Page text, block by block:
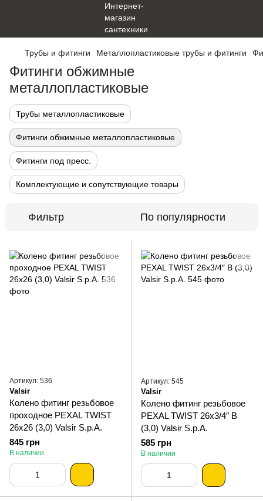
Трубы и фитинги Металлопластиковые трубы и фитинги
Фитинги обжимные
металлопластиковые
Трубы металлопластиковые
Фитинги обжимные металлопластиковые
Фитинги под пресс.
Комплектующие и сопутствующие товары
Фильтр По популярности
Артикул: 536
Valsir
Колено фитинг резьбовое
проходное PEXAL TWIST
26х26 (3,0) Valsir S.p.A.
845 грн
В наличии
Артикул: 545
Valsir
Колено фитинг резьбовое
PEXAL TWIST 26х3/4″ В
(3,0) Valsir S.p.A.
585 грн
В наличии